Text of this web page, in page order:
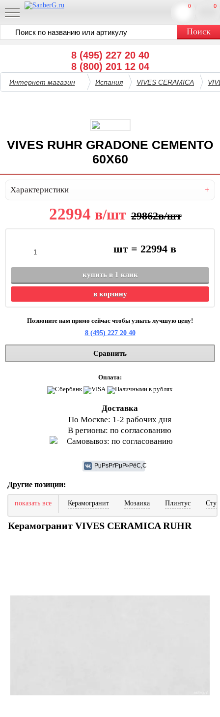
8 (495) 227 20 40
8 (800) 201 12 04
0
0
Интернет магазин Испания VIVES CERAMICA
VIVES RUHR GRADONE CEMENTO
60X60
Характеристики
22994 в/шт 29862в/шт
шт = 22994в
купить в 1 клик
в корзину
Позвоните нам прямо сейчас чтобы узнать лучшую цену!
8 (495) 227 20 40
Сравнить
Оплата:
Доставка
По Москве: 1-2 рабочих дня
В регионы: по согласованию
Самовывоз: по согласованию
Другие позиции:
показать все Керамогранит Мозаика Плинтус
Керамогранит VIVES CERAMICA RUHR